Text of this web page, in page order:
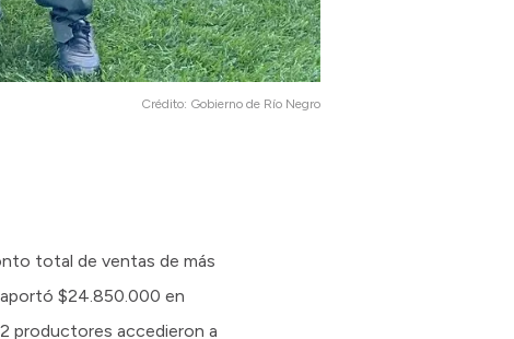
Crédito: Gobierno de Río Negro
total de ventas de más
$24.850.000 en
productores accedieron a